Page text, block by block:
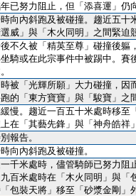
已努力阻止，但「添喜運」仍
向內斜跑及被碰撞。趨近五十
選威」與「木火同明」之間緊迫
不久被「精英至尊」碰撞後軀
騎或在此宗事件中被踢中。賽
被「光輝所願」大力碰撞，因
的「東方寶寶」與「駿寶」之
慢。趨近一百五十米處時移至
在「其藝先鋒」與「神舟皓祥
報告。
向內斜跑及被碰撞。
千米處時，儘管騎師已努力阻
百米處時在「木火同明」與「
包裝天將」移至「砂漿金剛」